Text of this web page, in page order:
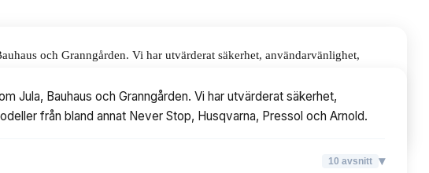
och Granngården. Vi har utvärderat säkerhet, användarvänlighet,
10avsnitt
Jula, Bauhaus och Granngården. Vi har utvärderat säkerhet,
från bland annat Never Stop, Husqvarna, Pressol och Arnold.
10 avsnitt ▾